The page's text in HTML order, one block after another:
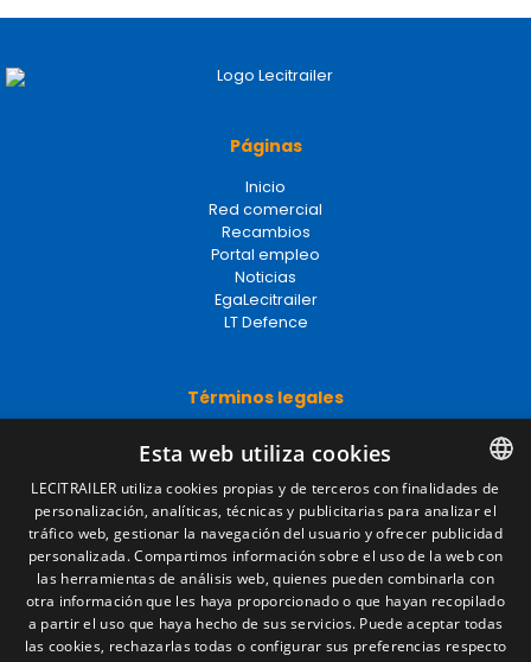
Páginas
Inicio
Red comercial
Recambios
Portal empleo
Noticias
EgaLecitrailer
LT Defence
Términos legales
Política de privacidad
Política de cookies
Condiciones generales de venta
Gestionar cookies
Contacto
Camino de los Huertos, S/N. Apdo 100
SPANISH
ENGLISH
FRENCH
ITALIAN
Esta web utiliza cookies
LECITRAILER utiliza cookies propias y de terceros con finalidades de
personalización, analíticas, técnicas y publicitarias para analizar el
tráfico web, gestionar la navegación del usuario y ofrecer publicidad
personalizada. Compartimos información sobre el uso de la web con
las herramientas de análisis web, quienes pueden combinarla con
otra información que les haya proporcionado o que hayan recopilado
a partir el uso que haya hecho de sus servicios. Puede aceptar todas
las cookies, rechazarlas todas o configurar sus preferencias respecto